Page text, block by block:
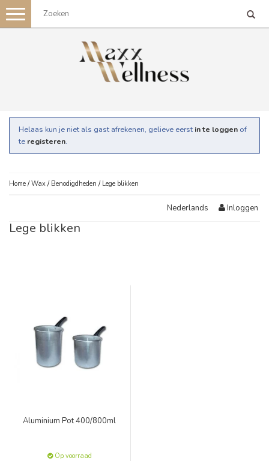
Toggle
navigation
Helaas kun je niet als gast afrekenen, gelieve eerst in te loggen of
te registeren.
Home /Wax / Benodigdheden / Lege blikken
Nederlands Inloggen
Lege blikken
Aluminium Pot 400/800ml
Op voorraad